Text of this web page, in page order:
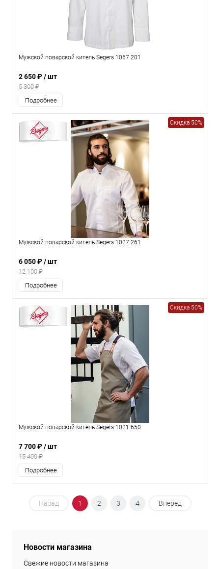
Мужской поварской китель Segers 1057 201
2 650 ₽/ шт
5 300 ₽
Подробнее
Скидка 50%
Мужской поварской китель Segers 1027 261
6 050 ₽/ шт
12 100 ₽
Подробнее
Скидка 50%
Мужской поварской китель Segers 1021 650
7 700 ₽/ шт
15 400 ₽
Подробнее
Назад 1 2 3 4 Вперед
Новости магазина
Свежие новости магазина